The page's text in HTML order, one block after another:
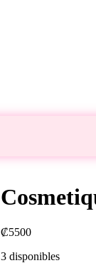
₡5500
3 disponibles